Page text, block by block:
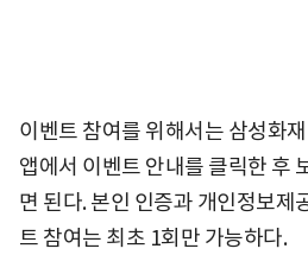
이벤트 참여를 위해서는 삼성화
앱에서 이벤트 안내를 클릭한 후
면 된다. 본인 인증과 개인정보제
트 참여는 최초 1회만 가능하다.